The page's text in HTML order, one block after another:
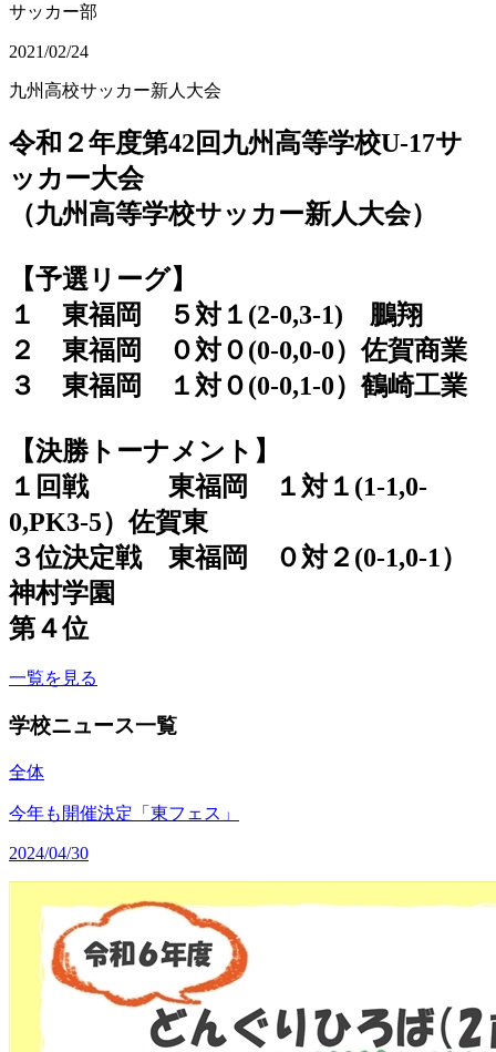
サッカー部
2021/02/24
九州高校サッカー新人大会
令和２年度第42回九州高等学校U-17サ
ッカー大会
（九州高等学校サッカー新人大会）
【予選リーグ】
１ 東福岡 ５対１(2-0,3-1) 鵬翔
２ 東福岡 ０対０(0-0,0-0）佐賀商業
３ 東福岡 １対０(0-0,1-0）鶴崎工業
【決勝トーナメント】
１回戦 東福岡 １対１(1-1,0-
0,PK3-5）佐賀東
３位決定戦 東福岡 ０対２(0-1,0-1）
神村学園
第４位
一覧を見る
学校ニュース一覧
全体
今年も開催決定「東フェス」
2024/04/30